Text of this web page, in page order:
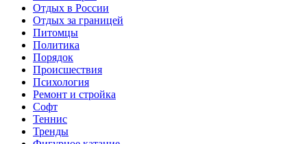
Отдых в России
Отдых за границей
Питомцы
Политика
Порядок
Происшествия
Психология
Ремонт и стройка
Софт
Теннис
Тренды